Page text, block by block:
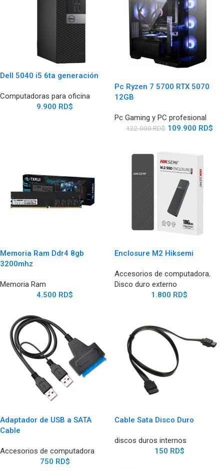
Dell 5040 i5 6ta generación
Computadoras para oficina
9.900 RD$
Pc Ryzen 7 5700 RTX 5070
12GB
Pc Gaming y PC profesional
122.000RD$ 109.900 RD$
Memoria Ram Ddr4 8gb
3200mhz
Memoria Ram
4.500 RD$
Enclosure M2 Hiksemi
Accesorios de computadora,
Disco duro externo
1.800 RD$
Adaptador de USB a SATA
Cable
Accesorios de computadora
750 RD$
Cable Sata Disco Duro
discos duros internos
150 RD$